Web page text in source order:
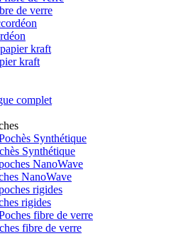
de verre
kraft
complet
Synthétique
NanoWave
rigides
fibre de verre